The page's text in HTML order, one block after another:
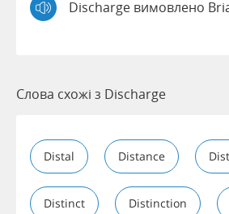
Discharge вимовлено
Слова схожі з Discharge
Distal Distance
Distinct Distinction